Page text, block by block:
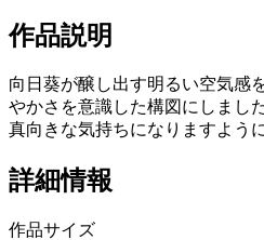
作品説明
向日葵が醸し出す明るい空気感
やかさを意識した構図にしまし
真向きな気持ちになりますように
詳細情報
作品サイズ